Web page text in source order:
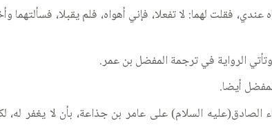
فقلت لهما: لا تفعلا، فإني أهواه، فلم يقبلا، فسألتهما
الرواية في ترجمة المفضل بن عمر.
أيضا.
السلام) على عامر بن جذاعة، بأن لا يغفر